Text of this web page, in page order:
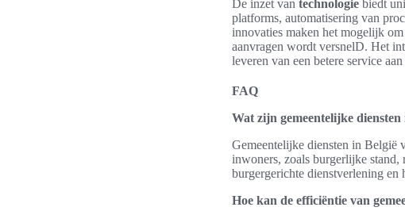
De inzet van technologie biedt
platforms, automatisering van
innovaties maken het mogelijk
aanvragen wordt versnelD. Het
leveren van een betere service
FAQ
Wat zijn gemeentelijke diensten
Gemeentelijke diensten in België
inwoners, zoals burgerlijke stand,
burgergerichte dienstverlening en
Hoe kan de efficiëntie van